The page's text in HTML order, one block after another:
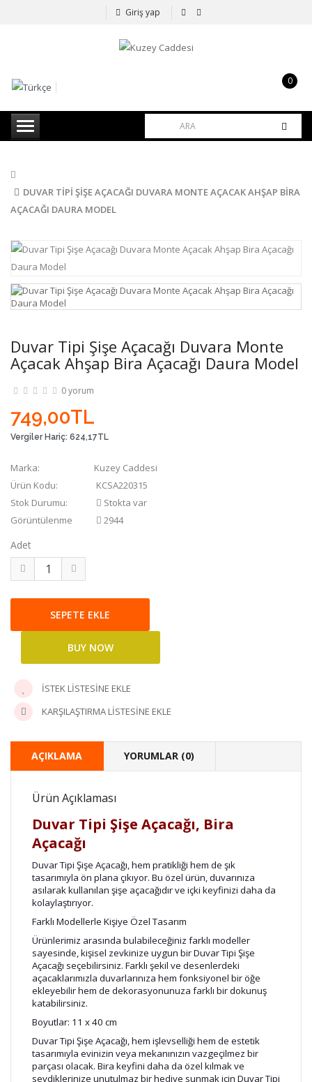
Giriş yap
0
-
0,00TL
DUVAR TIPI ŞIŞE AÇACAĞI DUVARA MONTE AÇACAK AHŞAP BIRA
AÇACAĞI DAURA MODEL
Duvar Tipi Şişe Açacağı Duvara Monte
Açacak Ahşap Bira Açacağı Daura Model
0 yorum
749,00TL
Vergiler Hariç: 624,17TL
Marka:
Kuzey Caddesi
Ürün Kodu:
KCSA220315
Stok Durumu:
Stokta var
Görüntülenme
2944
Adet
İSTEK LISTESINE EKLE
KARŞILAŞTIRMA LISTESINE EKLE
AÇIKLAMA YORUMLAR (0)
Ürün Açıklaması
Duvar Tipi Şişe Açacağı, Bira
Açacağı
Duvar Tipi Şişe Açacağı, hem pratikliği hem de şık
tasarımıyla ön plana çıkıyor. Bu özel ürün, duvarınıza
asılarak kullanılan şişe açacağıdır ve içki keyfinizi daha da
kolaylaştırıyor.
Farklı Modellerle Kişiye Özel Tasarım
Ürünlerimiz arasında bulabileceğiniz farklı modeller
sayesinde, kişisel zevkinize uygun bir Duvar Tipi Şişe
Açacağı seçebilirsiniz. Farklı şekil ve desenlerdeki
açacaklarımızla duvarlarınıza hem fonksiyonel bir öğe
ekleyebilir hem de dekorasyonunuza farklı bir dokunuş
katabilirsiniz.
Boyutlar: 11 x 40 cm
Duvar Tipi Şişe Açacağı, hem işlevselliği hem de estetik
tasarımıyla evinizin veya mekanınızın vazgeçilmez bir
parçası olacak. Bira keyfini daha da özel kılmak ve
sevdiklerinize unutulmaz bir hediye sunmak için Duvar Tipi